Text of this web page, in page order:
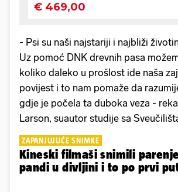
- Psi su naši najstariji i najbliži
Uz pomoć DNK drevnih pasa
koliko daleko u prošlost ide naša
povijest i to nam pomaže da
gdje je počela ta duboka veza -
Larson, suautor studije sa
ZAPANJUJUĆE SNIMKE
Kineski filmaši snimili
pandi u divljini i to po prvi